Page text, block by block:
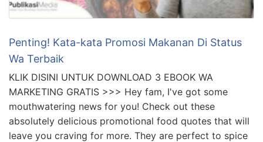
Penting! Kata-kata Promosi Makanan Di Status
Wa Terbaik
KLIK DISINI UNTUK DOWNLOAD 3 EBOOK WA
MARKETING GRATIS >>> Hey fam, I've got some
mouthwatering news for you! Check out these
absolutely delicious promotional food quotes that will
leave you craving for more. They are perfect to spice